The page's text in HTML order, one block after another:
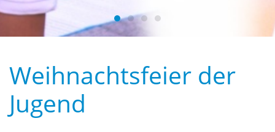
Wasserwacht Waldsassen
Wasserwacht Waldsassen
Wasserwacht Waldsassen
Weihnachtsfeier der
Jugend